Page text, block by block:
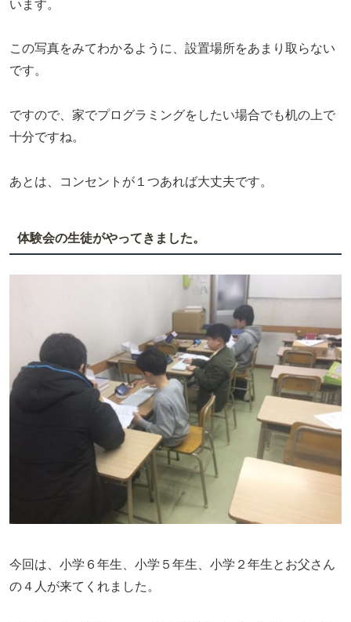
います。
この写真をみてわかるように、設置場所をあまり取らない
です。
ですので、家でプログラミングをしたい場合でも机の上で
十分ですね。
あとは、コンセントが１つあれば大丈夫です。
体験会の生徒がやってきました。
今回は、小学６年生、小学５年生、小学２年生とお父さん
の４人が来てくれました。